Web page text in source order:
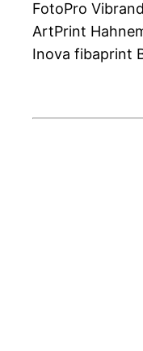
FotoPro
ArtPrint
Inova fibaprint